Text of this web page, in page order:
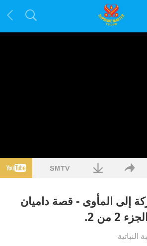
إلى المأوى - قصة داميان
من 2.
النباتية